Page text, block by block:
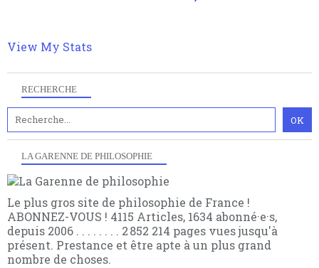
RECHERCHE
LA GARENNE DE PHILOSOPHIE
Le plus gros site de philosophie de France !
ABONNEZ-VOUS ! 4115 Articles, 1634 abonné·e·s,
depuis 2006 . . . . . . . . 2 852 214 pages vues jusqu'à
présent. Prestance et être apte à un plus grand
nombre de choses.
choses.
View My Stats